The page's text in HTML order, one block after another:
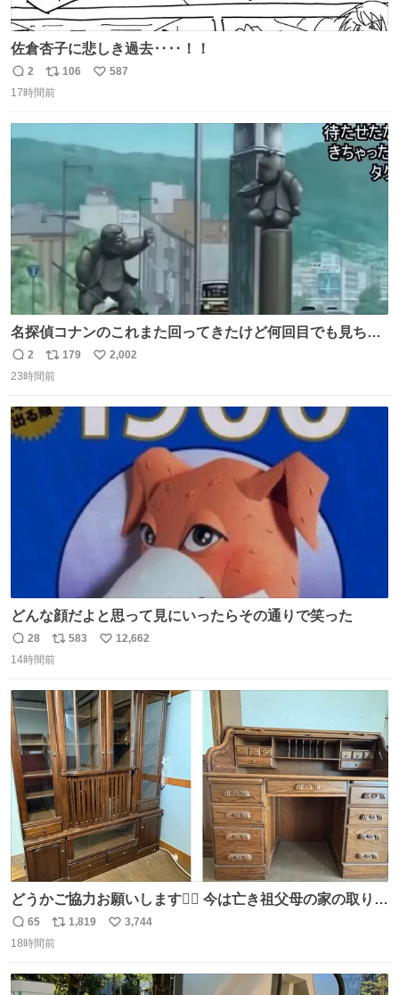
佐倉杏子に悲しき過去‥‥！！
返
信
2
リ
ポ
106
い
587
17時間前
名探偵コナンのこれまた回ってきたけど何回目でも見ちゃ
う魔力あるのよな
返
信
2
リ
ポ
ト
数
179
い
2,002
23時間前
どんな顔だよと思って見にいったらその通りで笑った
返
信
28
リ
ポ
ト
数
583
い
数
12,662
14時間前
どうかご協力お願いします🙇‍♂️ 今は亡き祖父母の家の取り壊
しが決まり、どうしても処分して欲しくない食器棚と机の
引き取り手を探しております この2つは私の祖母が当初一
さで亡くなりましたが、この家具達をとても大切にしてお
返
信
65
リ
ポ
ト
1,819
い
数
3,744
18時間前